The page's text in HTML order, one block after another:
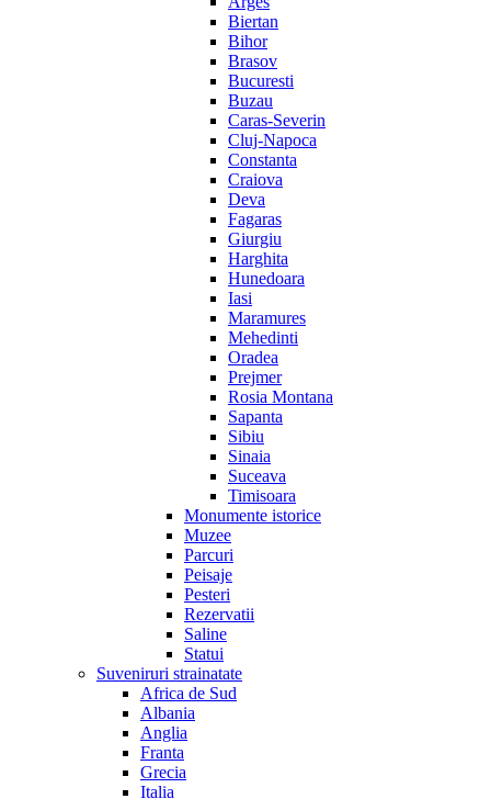
Biertan
Bihor
Brasov
Bucuresti
Buzau
Caras-Severin
Cluj-Napoca
Constanta
Craiova
Deva
Fagaras
Giurgiu
Harghita
Hunedoara
Iasi
Maramures
Mehedinti
Oradea
Prejmer
Rosia Montana
Sapanta
Sibiu
Sinaia
Suceava
Timisoara
Monumente istorice
Muzee
Parcuri
Peisaje
Pesteri
Rezervatii
Saline
Statui
Suveniruri strainatate
Africa de Sud
Albania
Anglia
Franta
Grecia
Italia